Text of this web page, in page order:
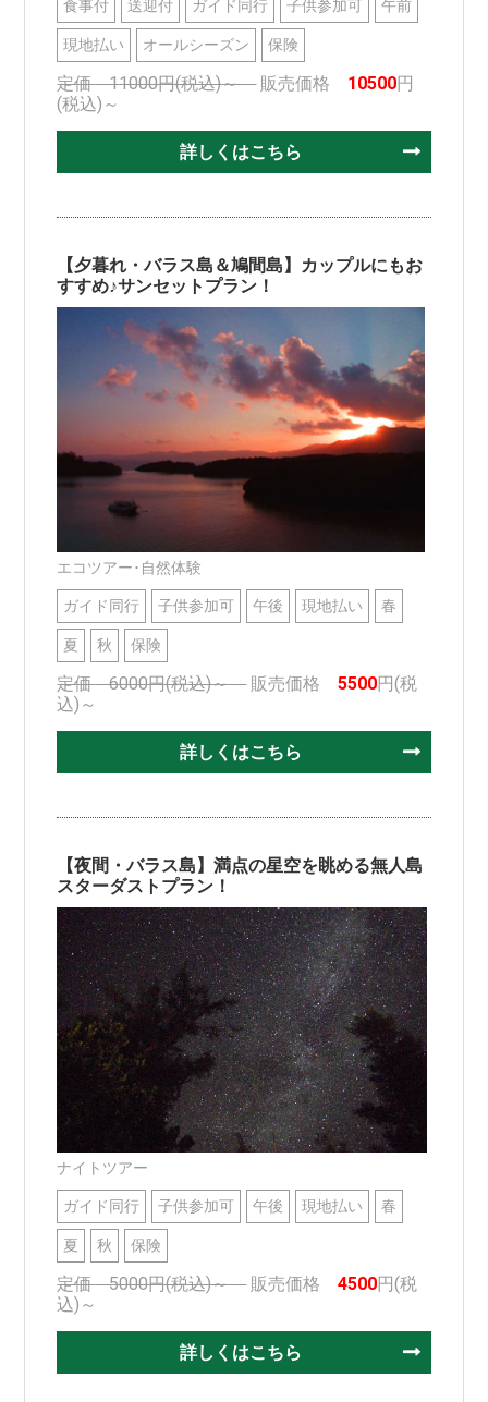
食事付 送迎付 ガイド同行 子供参加可 午前
現地払い オールシーズン 保険
定価 11000円(税込)～ 販売価格 10500円
(税込)～
詳しくはこちら
【夕暮れ・バラス島＆鳩間島】カップルにもお
すすめ♪サンセットプラン！
エコツアー･自然体験
ガイド同行 子供参加可 午後 現地払い 春
夏 秋 保険
定価 6000円(税込)～ 販売価格5500円(税
込)～
詳しくはこちら
【夜間・バラス島】満点の星空を眺める無人島
スターダストプラン！
ナイトツアー
ガイド同行 子供参加可 午後 現地払い 春
夏 秋 保険
定価 5000円(税込)～ 販売価格4500円(税
込)～
詳しくはこちら